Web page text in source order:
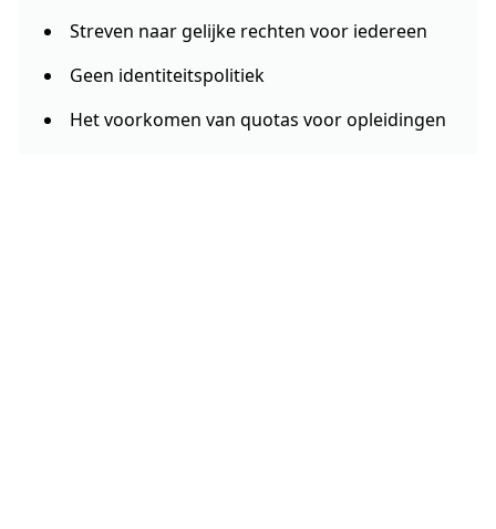
Streven naar gelijke rechten voor iedereen
Geen identiteitspolitiek
Het voorkomen van quotas voor opleidingen